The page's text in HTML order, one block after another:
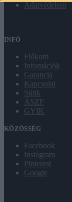
Adatvédelem
INFÓ
Fiókom
Infomációk
Garancia
Kapcsolat
Sütik
ÁSZF
GYIK
KÖZÖSSÉG
Facebook
Instagram
Pinterest
Google